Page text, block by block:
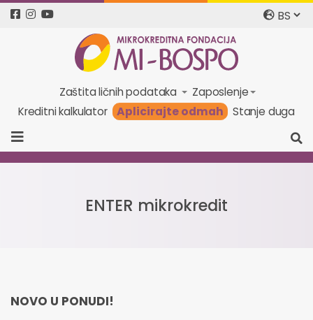
Zaštita ličnih podataka
Zaposlenje
Kreditni kalkulator
Aplicirajte odmah Stanje duga
ENTER mikrokredit
NOVO U PONUDI!